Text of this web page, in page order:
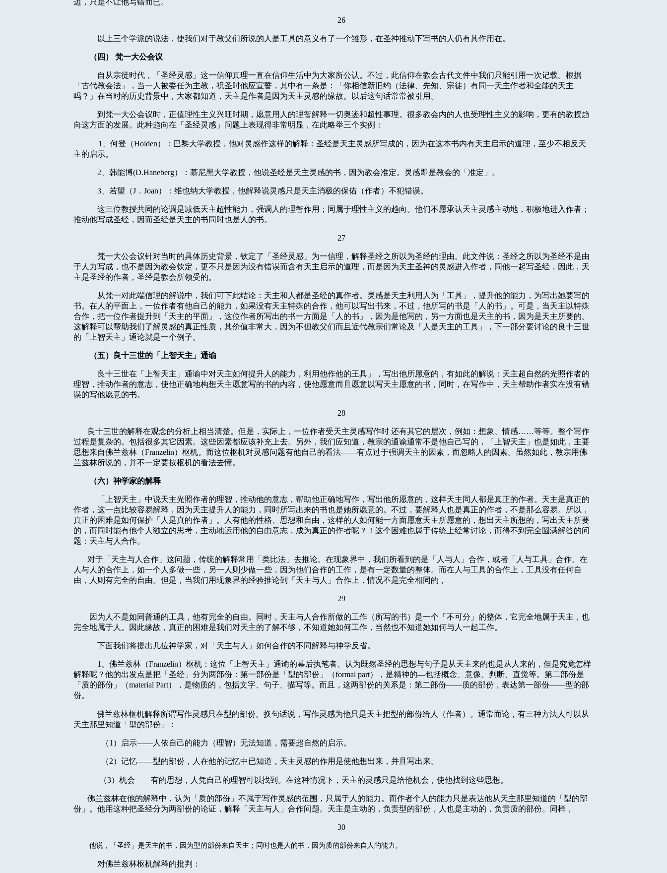
边，只是不让他写错而已。
26
以上三个学派的说法，使我们对于教父们所说的人是工具的意义有了一个雏形，在圣神推动下写书的人仍有其作用在。
（四） 梵一大公会议
自从宗徒时代，「圣经灵感」这一信仰真理一直在信仰生活中为大家所公认。不过，此信仰在教会古代文件中我们只能引用一次记载。根据
「古代教会法」，当一人被委任为主教，祝圣时他应宣誓，其中有一条是：「你相信新旧约（法律、先知、宗徒）有同一天主作者和全能的天主
吗？」在当时的历史背景中，大家都知道，天主是作者是因为天主灵感的缘故。以后这句话常常被引用。
到梵一大公会议时，正值理性主义兴旺时期，愿意用人的理智解释一切奥迹和超性事理。很多教会内的人也受理性主义的影响，更有的教授趋
向这方面的发展。此种趋向在「圣经灵感」问题 上表现得非常明显，在此略举三个实例：
1 、何登（Holden）：巴黎大学教授，他对灵感作这样的解释：圣经是天主灵感所写成的，因为在这本书内有天主启示的道理，至少不相反天
主的启示。
2 、韩能博(D.Haneberg）：慕尼黑大学教授，他说圣经是天主灵感的书，因为教会准定。灵感即是教会的「准定」。
3 、若望（J ． Joan）：维也纳大学教授，他解释说灵感只是天主消极的保佑（作者）不犯错误。
这三位教授共同的论调是减低天主超性能力，强调人的理智作用；同属于理性主义的趋向。他们不愿承认天主灵感主动地，积极地进入作者；
推动他写成圣经，因而圣经是天主的书同时也是人的书。
27
梵一大公会议针对当时的具体历史背景，钦定了「圣经灵感」为一信理，解释圣经之所以为圣经的理由。此文件说：圣经之所以为圣经不是由
于人力写成，也不是因为教会钦定，更不只是因为没有错误而含有天主启示的道理，而是因为天主圣神的灵感进入作者，同他一起写圣经，因此，天
主是圣经的作者，圣经是教会所领受的。
从梵一对此端信理的解说中，我们可下此结论：天主和人都是圣经的真作者。灵感是天主利用人为「工具」，提升他的能力，为写出她要写的
书。在人的平面上，一位作者有他自己的能力，如果没有天主特殊的合作，他可以写出书来，不过，他所写的书是「人的书」。可是，当天主以特殊
合作，把一位作者提升到「天主的平面」，这位作者所写出的书一方面是「人的书」，因为是他写的， 另一方面也是天主的书，因为是天主所要的。
这解释可以帮助我们了解灵感的真正性质，其价值非常大，因为不但教父们而且近代教宗们常论及「人是天主的工具」，下一部分要讨论的良十三世
的「上智天主」通论就是一个例子。
（五）良十三世的「上智天主」通谕
良十三世在「上智天主」通谕中对天主如何提升人的能力，利用他作他的王具」，写出他所愿意的，有如此的解说：天主超自然的光照作者的
理智，推动作者的意志，使他正确地构想天主愿意写的书的内容，使他愿意而且愿意以写天主愿意的书，同时，在写作中，天主帮助作者实在没有错
误的写他愿意的书。
28
良十三世的解释在观念的分析上相当清楚。但是，实际上，一位作者受天主灵感写作时 还有其它的层次，例如：想象、情感……等等。整个写作
过程是复杂的。包括很多其它因素。这些因素都应该补充上去。另外，我们应知道，教宗的通谕通常不是他自己写的，「上智天主」也是如此， 主要
思想来自佛兰兹林（Franzelin）枢机。而这位枢机对灵感问题有他自己的看法——有点过于强调天主的因素，而忽略人的因素。虽然如此，教宗用佛
兰兹林所说的，并不一定要按枢机的看法去懂。
（六）神学家的解释
「上智天主」中说天主光照作者的理智，推动他的意志，帮助他正确地写作，写出他所愿意的，这样天主同人都是真正的作者。天主是真正的
作者，这一点比较容易解释，因为天主提升人的能力，同时所写出来的书也是她所愿意的。不过，要解释人也是真正的作者，不是那么容易。所以，
真正的困难是如何保护「人是真的作者」。人有他的性格、思想和自由，这样的人如何能一方面愿意天主所愿意的，想出天主所想的，写出天主所要
的，而同时能有他个人独立的思考，主动地运用他的自由意志，成为真正的作者呢？！这个困难也属于传统上经常讨论，而得不到完全圆满解答的问
题：天主与人合作。
对于「天主与人合作」这问题，传统的解释常用「类比法」去推论。在现象界中，我们所看到的是「人与人」合作，或者「人与工具」合作。在
人与人的合作上，如一个人多做一些，另一人则少做一些，因为他们合作的工作，是有一定数量的整体。而在人与工具的合作上，工具没有任何自
由，人则有完全的自由。但是，当我们用现象界的经验推论到「天主与人」合作上，情况不是完全相同的，
29
因为人不是如同普通的工具，他有完全的自由。同时，天主与人合作所做的工作（所写的书）是一个「不可分」的整体，它完全地属于天主，也
完全地属于人。因此缘故，真正的困难是我们对天主的了解不够，不知道她如何工作，当然也不知道她如何与人一起工作。
下面我们将提出几位神学家，对「天主与人」如何合作的不同解释与神学反省。
1 、佛兰兹林（Franzelin）枢机：这位「上智天主」通谕的幕后执笔者、认为既然圣经的思想与句子是从天主来的也是从人来的，但是究竟怎样
解释呢？他的出发点是把「圣经」分为两部份：第一部份是「型的部份」（formal part），是精神的—包括概念、意像、判断、直觉等。第二部份是
「质的部份」（material Part），是物质的，包括文字、句子、描写等。而且，这两部份的关系是：第二部份——质的部份，表达第一部份——型的部
份。
佛兰兹林枢机解释所谓写作灵感只在型的部份。换句话说，写作灵感为他只是天主把型的部份给人（作者）。通常而论，有三种方法人可以从
天主那里知道「型的部份」：
（1 ）启示——人依自己的能力（理智）无法知道，需要超自然的启示。
（2）记忆——型的部份，人在他的记忆中已知道，天主灵感的作用是使他想出来，并且写出来。
（3）机会——有的思想，人凭自己的理智可以找到。在这种情况下，天主的灵感只是给他机会，使他找到这些思想。
佛兰兹林在他的解释中，认为「质的部份」不属于写作灵感的范围，只属于人的能力。而作者个人的能力只是表达他从天主那里知道的「型的部
份」。他用这种把圣经分为两部份的论证，解释「天主与人」合作问题。天主是主动的，负责型的部份，人也是主动的，负责质的部份。同样，
30
他说，「圣经」是天主的书，因为型的部份来自天主；同时也是人的书，因为质的部份来自人的能力。
对佛兰兹林枢机解释的批判：